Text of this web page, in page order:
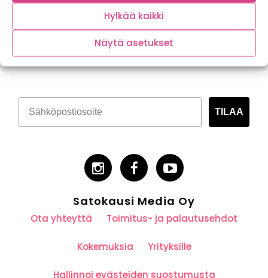
Hylkää kaikki
Näytä asetukset
Tilaa kasvispitoinen uutiskirje
TILAA
Satokausi Media Oy
Ota yhteyttä Toimitus- ja palautusehdot
Kokemuksia Yrityksille
Hallinnoi evästeiden suostumusta